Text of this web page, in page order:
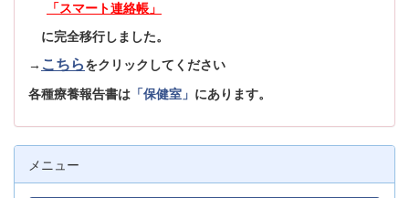
「スマート連絡帳」
に完全移行しました。
→ こちらをクリックしてください
各種療養報告書は 「保健室」 にあります。
メニュー